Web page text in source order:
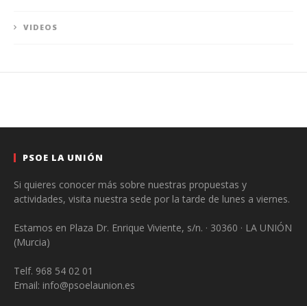
VIDEOS
PSOE LA UNIÓN
Si quieres conocer más sobre nuestras propuestas y
actividades, visita nuestra sede por la tarde de lunes a viernes.
Estamos en Plaza Dr. Enrique Viviente, s/n. · 30360 · LA UNIÓN
(Murcia)
Telf. 968 54 02 01
Email: info@psoelaunion.es